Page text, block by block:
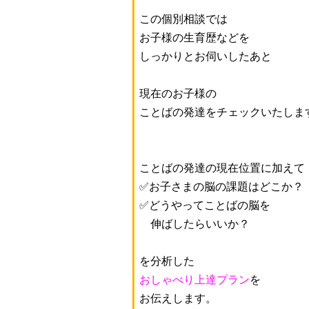
この個別相談では
お子様の生育歴などを
しっかりと お伺いしたあと
現在のお子様の
ことばの発達をチェックいたしま
ことばの発達の現在位置に加えて
✅お子さまの脳の課題はどこか？
✅どうやってことばの脳を
伸ばしたらいいか？
を分析した
おしゃべり上達プランを
お伝えします。